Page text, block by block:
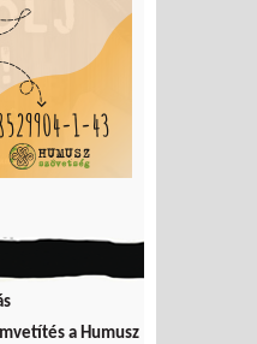
a Humusz